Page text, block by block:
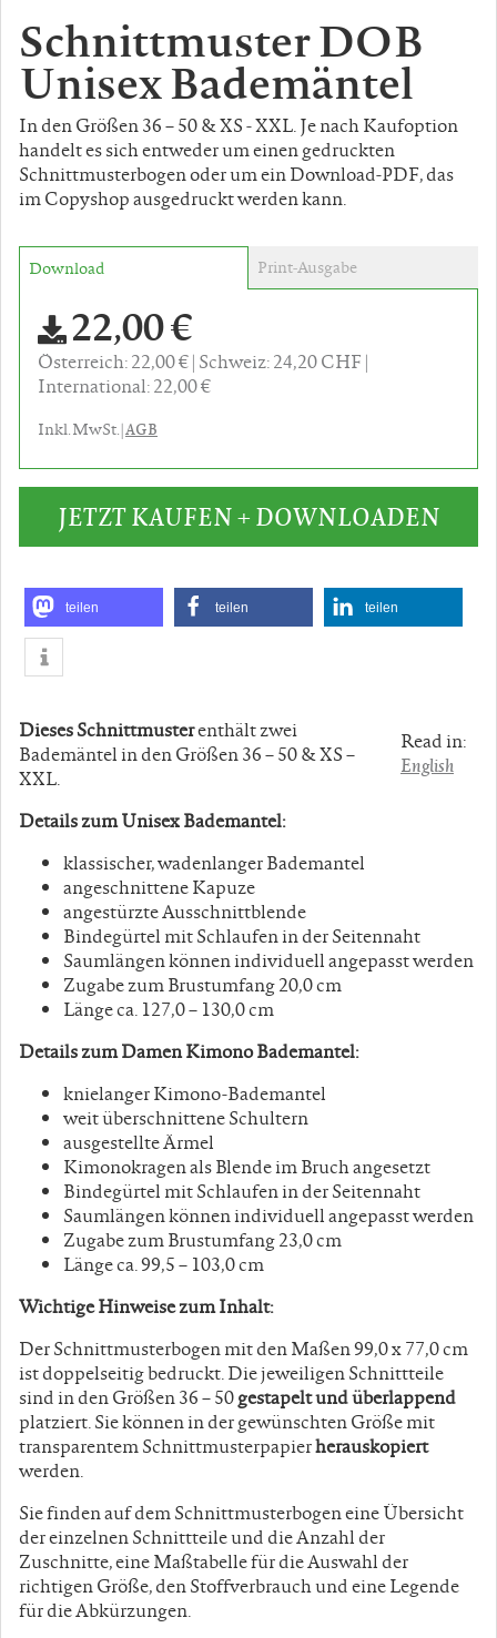
Schnittmuster DOB
Unisex Bademäntel
In den Größen 36 – 50 & XS - XXL. Je nach Kaufoption
handelt es sich entweder um einen gedruckten
Schnittmusterbogen oder um ein Download-PDF, das
im Copyshop ausgedruckt werden kann.
Download Print-Ausgabe
22,00 €
Österreich: 22,00 € Schweiz: 24,20 CHF
International: 22,00 €
Inkl. MwSt. |AGB
JETZT KAUFEN + DOWNLOADEN
teilen teilen teilen
Read in:
English
Dieses Schnittmusterenthält zwei
Bademäntel in den Größen 36 – 50 & XS –
XXL.
Details zum Unisex Bademantel:
klassischer, wadenlanger Bademantel
angeschnittene Kapuze
angestürzte Ausschnittblende
Bindegürtel mit Schlaufen in der Seitennaht
Saumlängen können individuell angepasst werden
Zugabe zum Brustumfang 20,0 cm
Länge ca. 127,0 – 130,0 cm
Details zum Damen Kimono Bademantel:
knielanger Kimono-Bademantel
weit überschnittene Schultern
ausgestellte Ärmel
Kimonokragen als Blende im Bruch angesetzt
Bindegürtel mit Schlaufen in der Seitennaht
Saumlängen können individuell angepasst werden
Zugabe zum Brustumfang 23,0 cm
Länge ca. 99,5 – 103,0 cm
Wichtige Hinweise zum Inhalt:
Der Schnittmusterbogen mit den Maßen 99,0 x 77,0 cm
ist doppelseitig bedruckt. Die jeweiligen Schnittteile
sind in den Größen 36 – 50gestapeltund überlappend
platziert. Sie können in der gewünschten Größe mit
transparentem Schnittmusterpapierherauskopiert
werden.
Sie finden auf dem Schnittmusterbogen eine Übersicht
der einzelnen Schnittteile und die Anzahl der
Zuschnitte, eine Maßtabelle für die Auswahl der
richtigen Größe, den Stoffverbrauch und eine Legende
für die Abkürzungen.